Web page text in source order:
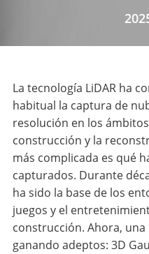
La tecnología LiDAR ha
habitual la captura de
resolución en los
construcción y la
más complicada es qué
capturados. Durante
ha sido la base de los
juegos y el
construcción. Ahora,
ganando adeptos: 3D